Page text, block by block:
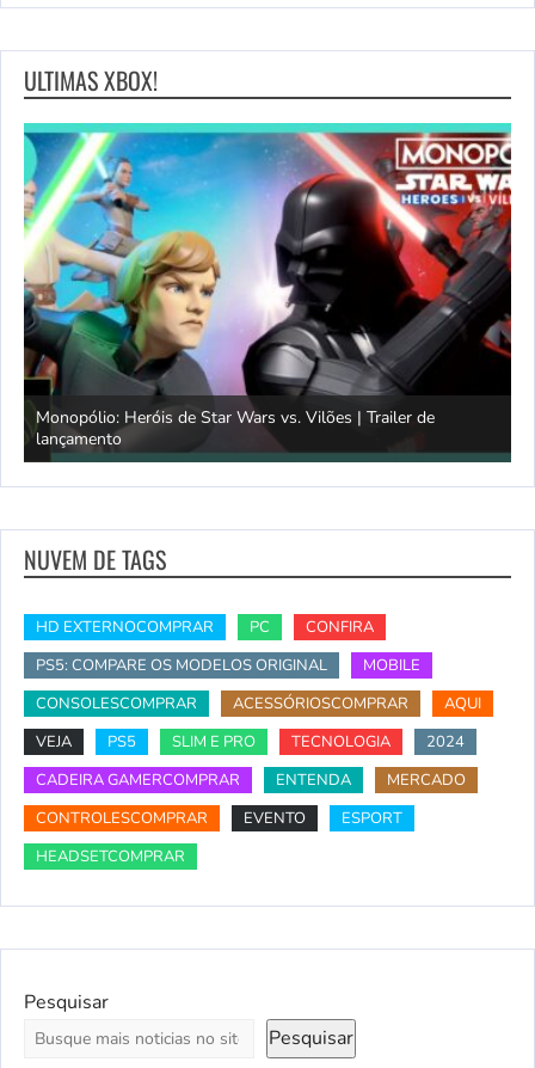
ULTIMAS XBOX!
Monopólio: Heróis de Star Wars vs. Vilões | Trailer de
lançamento
NUVEM DE TAGS
HD EXTERNOCOMPRAR PC
CONFIRA
PS5: COMPARE OS MODELOS ORIGINAL
MOBILE
CONSOLESCOMPRAR
ACESSÓRIOSCOMPRAR
AQUI
VEJA
PS5 SLIM E PRO TECNOLOGIA
2024
CADEIRA GAMERCOMPRAR
ENTENDA
MERCADO
CONTROLESCOMPRAR
EVENTO
ESPORT
HEADSETCOMPRAR
Pesquisar
Pesquisar